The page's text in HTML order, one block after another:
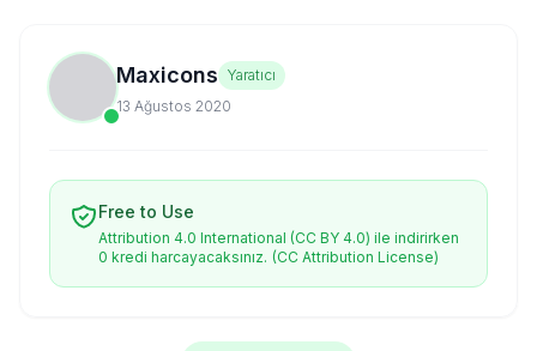
Maxicons Yaratıcı
13 Ağustos 2020
Free to Use
Attribution 4.0 International (CC BY 4.0) ile indirirken
0 kredi harcayacaksınız. (CC Attribution License)